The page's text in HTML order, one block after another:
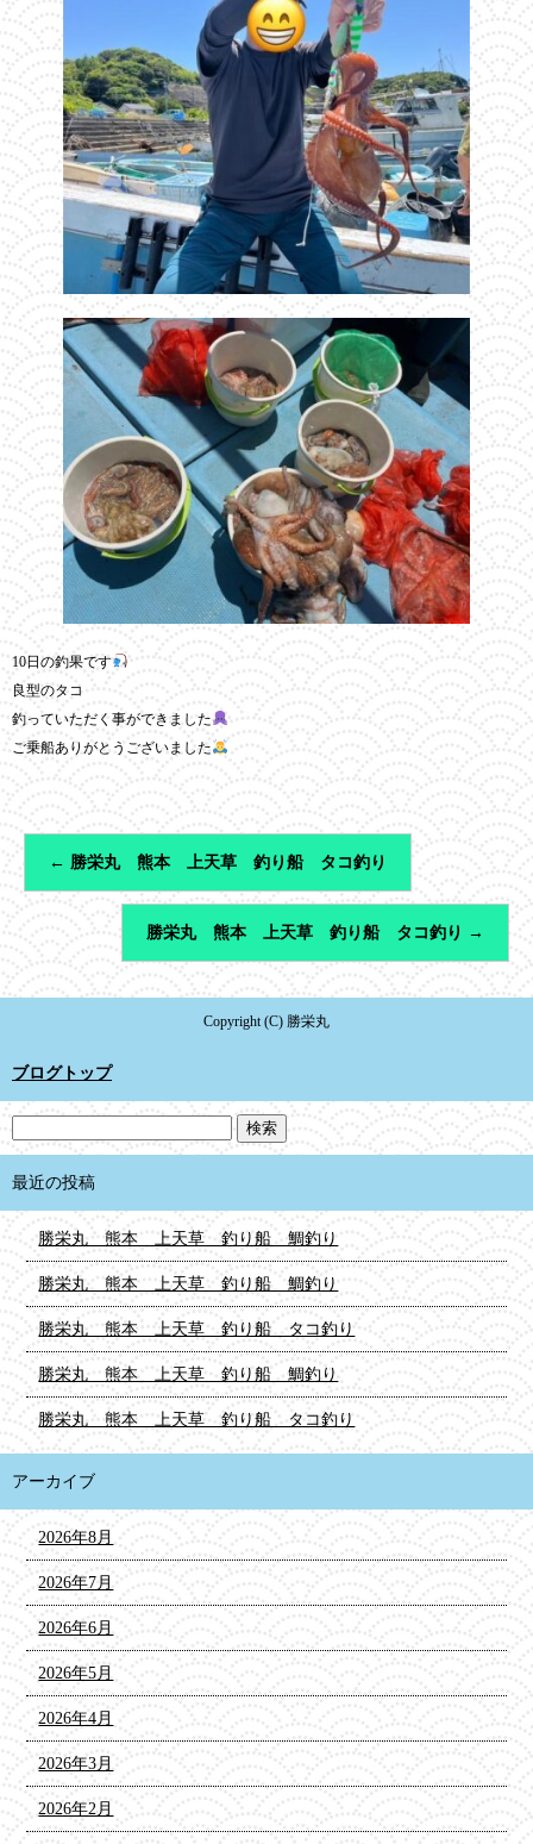
10日の釣果です
良型のタコ
釣っていただく事ができました
ご乗船ありがとうございました
← 勝栄丸 熊本 上天草 釣り船 タコ釣り
勝栄丸 熊本 上天草 釣り船 タコ釣り →
Copyright (C) 勝栄丸
ブログトップ
最近の投稿
勝栄丸 熊本 上天草 釣り船 鯛釣り
勝栄丸 熊本 上天草 釣り船 鯛釣り
勝栄丸 熊本 上天草 釣り船 タコ釣り
勝栄丸 熊本 上天草 釣り船 鯛釣り
勝栄丸 熊本 上天草 釣り船 タコ釣り
アーカイブ
2026年8月
2026年7月
2026年6月
2026年5月
2026年4月
2026年3月
2026年2月